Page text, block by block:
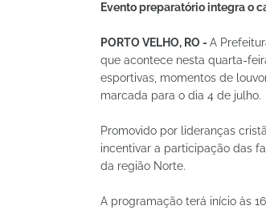
Evento preparatório integra o
PORTO VELHO, RO - A
que acontece nesta quarta-
esportivas, momentos de
marcada para o dia 4 de julho.
Promovido por lideranças
incentivar a participação das
da região Norte.
A programação terá início às